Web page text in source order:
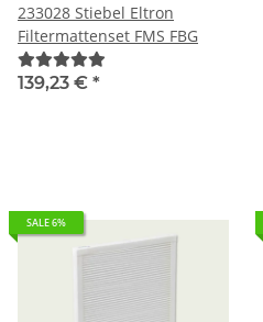
233028 Stiebel Eltron
Filtermattenset FMS FBG
139,23 € *
SALE 6%